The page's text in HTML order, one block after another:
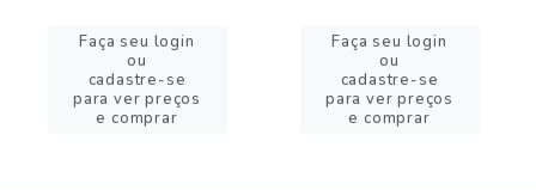
Faça seu login
ou
cadastre-se
para ver preços
e comprar
Faça seu login
ou
cadastre-se
para ver preços
e comprar